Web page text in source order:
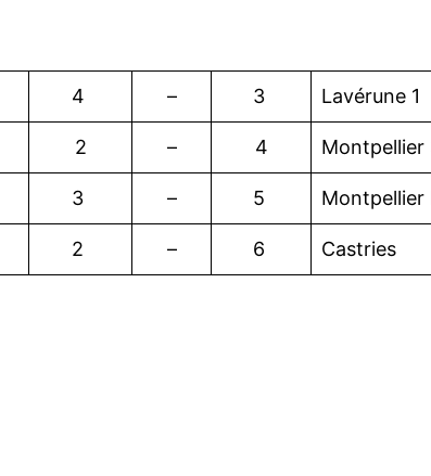
4 – 3 Lavérune 1
2 – 4 Montpellier
3 – 5 Montpellier
2 – 6 Castries